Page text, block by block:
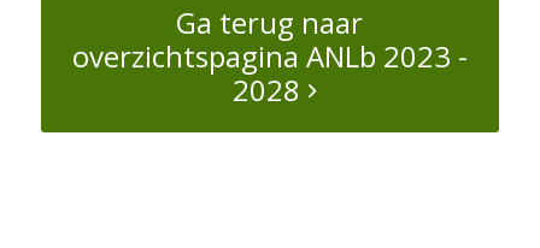
Ga terug naar
overzichtspagina ANLb 2023 -
2028